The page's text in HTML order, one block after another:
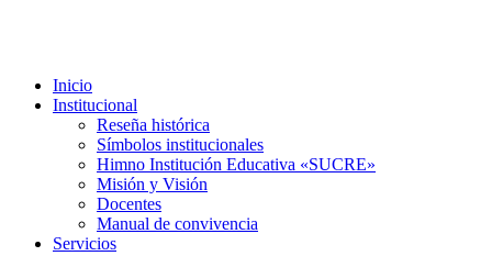
Inicio
Institucional
Reseña histórica
Símbolos institucionales
Himno Institución Educativa «SUCRE»
Misión y Visión
Docentes
Manual de convivencia
Servicios